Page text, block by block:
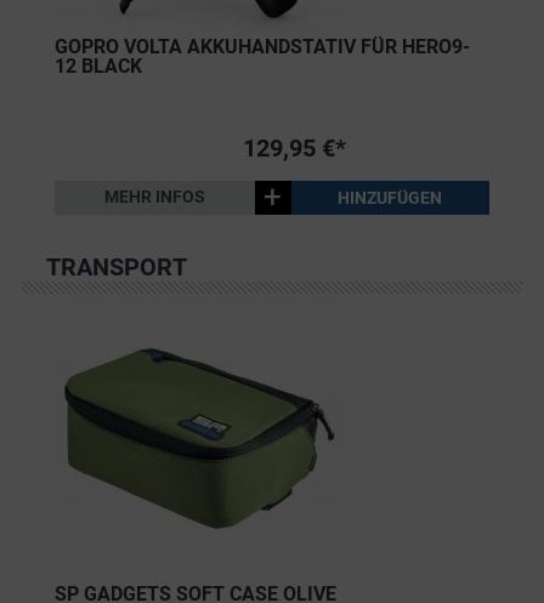
GOPRO VOLTA AKKUHANDSTATIV FÜR HERO9-
12 BLACK
129,95 €*
MEHR INFOS + HINZUFÜGEN
TRANSPORT
SP GADGETS SOFT CASE OLIVE